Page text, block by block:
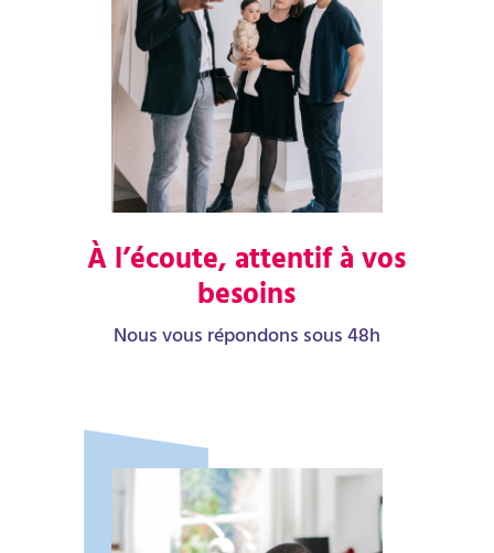
À l’écoute, attentif à vos
besoins
Nous vous répondons sous 48h